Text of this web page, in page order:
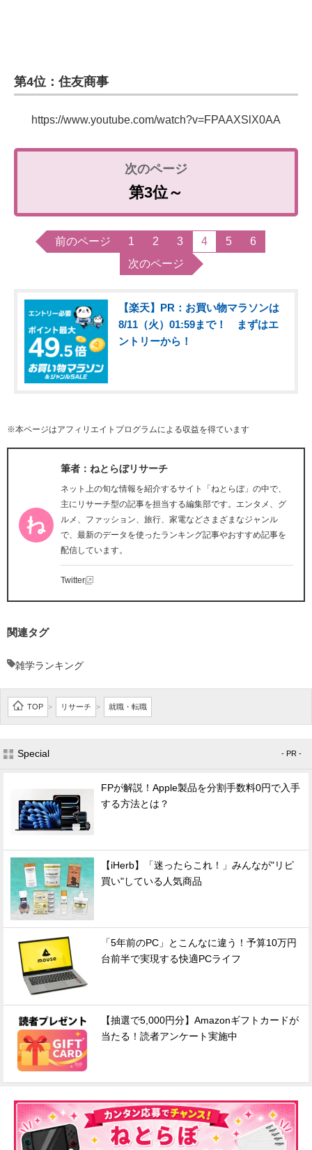
エネルギーの専門メディア
建設×テクノロジーの最前線
第4位：住友商事
https://www.youtube.com/watch?v=FPAAXSlX0AA
第3位～
前のページ 1 2 3 4 5
6
次のページ
【楽天】PR：お買い物マラソンは
8/11（火）01:59まで！ まずはエ
ントリーから！
※本ページはアフィリエイトプログラムによる収益を得ています
筆者：ねとらぼリサーチ
ネット上の旬な情報を紹介するサイト「ねとらぼ」の中で、
主にリサーチ型の記事を担当する編集部です。エンタメ、グ
ルメ、ファッション、旅行、家電などさまざまなジャンル
で、最新のデータを使ったランキング記事やおすすめ記事を
配信しています。
Twitter
関連タグ
雑学ランキング
TOP > リサーチ > 就職・転職
Special - PR -
FPが解説！Apple製品を分割手数料0円で入手
する方法とは？
【iHerb】「迷ったらこれ！」みんなが"リピ
買い"している人気商品
「5年前のPC」とこんなに違う！予算10万円
台前半で実現する快適PCライフ
【抽選で5,000円分】Amazonギフトカードが
当たる！読者アンケート実施中